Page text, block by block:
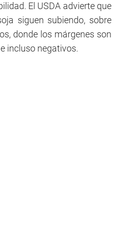
El USDA advierte que
siguen subiendo, sobre
donde los márgenes son
incluso negativos.